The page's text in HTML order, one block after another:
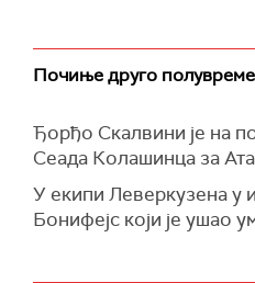
Почиње друго полувреме
Ђорђо Скалвини је на
Сеада Колашинца за
У екипи Леверкузена у
Бонифејс који је ушао